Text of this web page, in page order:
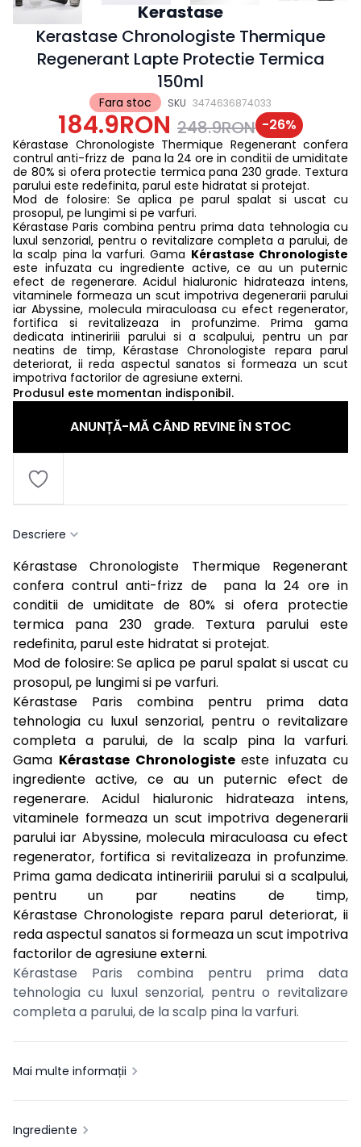
Fara stoc SKU 3474636874033
Kerastase
Kerastase Chronologiste Thermique
Regenerant Lapte Protectie Termica
150ml
184.9RON 248.9RON -26%
Kérastase Chronologiste Thermique Regenerant confera
contrul anti-frizz de pana la 24 ore in conditii de umiditate
de 80% si ofera protectie termica pana 230 grade. Textura
parului este redefinita, parul este hidratat si protejat.
Mod de folosire: Se aplica pe parul spalat si uscat cu
prosopul, pe lungimi si pe varfuri.
Kérastase Paris combina pentru prima data tehnologia cu
luxul senzorial, pentru o revitalizare completa a parului, de
la scalp pina la varfuri. Gama Kérastase Chronologiste
este infuzata cu ingrediente active, ce au un puternic
efect de regenerare. Acidul hialuronic hidrateaza intens,
vitaminele formeaza un scut impotriva degenerarii parului
iar Abyssine, molecula miraculoasa cu efect regenerator,
fortifica si revitalizeaza in profunzime. Prima gama
dedicata intineririii parului si a scalpului, pentru un par
neatins de timp, Kérastase Chronologiste repara parul
deteriorat, ii reda aspectul sanatos si formeaza un scut
impotriva factorilor de agresiune externi.
Produsul este momentan indisponibil.
ANUNȚĂ-MĂ CÂND REVINE ÎN STOC
Descriere
Kérastase Chronologiste Thermique Regenerant
confera contrul anti-frizz de pana la 24 ore in
conditii de umiditate de 80% si ofera protectie
termica pana 230 grade. Textura parului este
redefinita, parul este hidratat si protejat.
Mod de folosire: Se aplica pe parul spalat si uscat cu
prosopul, pe lungimi si pe varfuri.
Kérastase Paris combina pentru prima data
tehnologia cu luxul senzorial, pentru o revitalizare
completa a parului, de la scalp pina la varfuri.
Gama Kérastase Chronologisteeste infuzata cu
ingrediente active, ce au un puternic efect de
regenerare. Acidul hialuronic hidrateaza intens,
vitaminele formeaza un scut impotriva degenerarii
parului iar Abyssine, molecula miraculoasa cu efect
regenerator, fortifica si revitalizeaza in profunzime.
Prima gama dedicata intineririii parului si a scalpului,
pentru un par neatins de timp,
Kérastase Chronologiste repara parul deteriorat, ii
reda aspectul sanatos si formeaza un scut impotriva
factorilor de agresiune externi.
Kérastase Paris combina pentru prima data
tehnologia cu luxul senzorial, pentru o revitalizare
completa a parului, de la scalp pina la varfuri.
Mai multe informații
Ingrediente